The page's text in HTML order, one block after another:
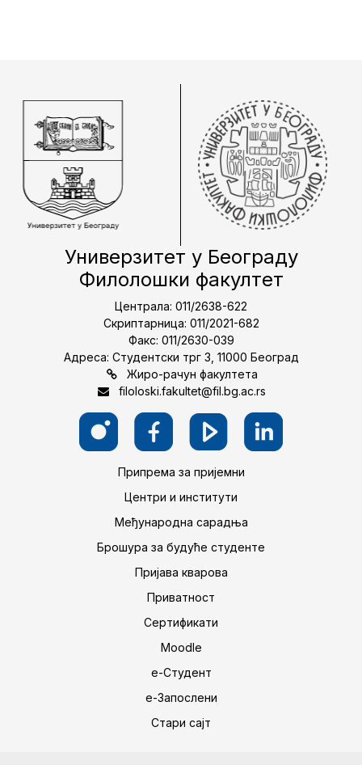
Универзитет у Београду
Филолошки факултет
Централа: 011/2638-622
Скриптарница: 011/2021-682
Факс: 011/2630-039
Адреса: Студентски трг 3, 11000 Београд
Жиро-рачун факултета
filoloski.fakultet@fil.bg.ac.rs
Припрема за пријемни
Центри и институти
Међународна сарадња
Брошура за будуће студенте
Пријава кварова
Приватност
Сертификати
Moodle
е-Студент
е-Запослени
Стари сајт